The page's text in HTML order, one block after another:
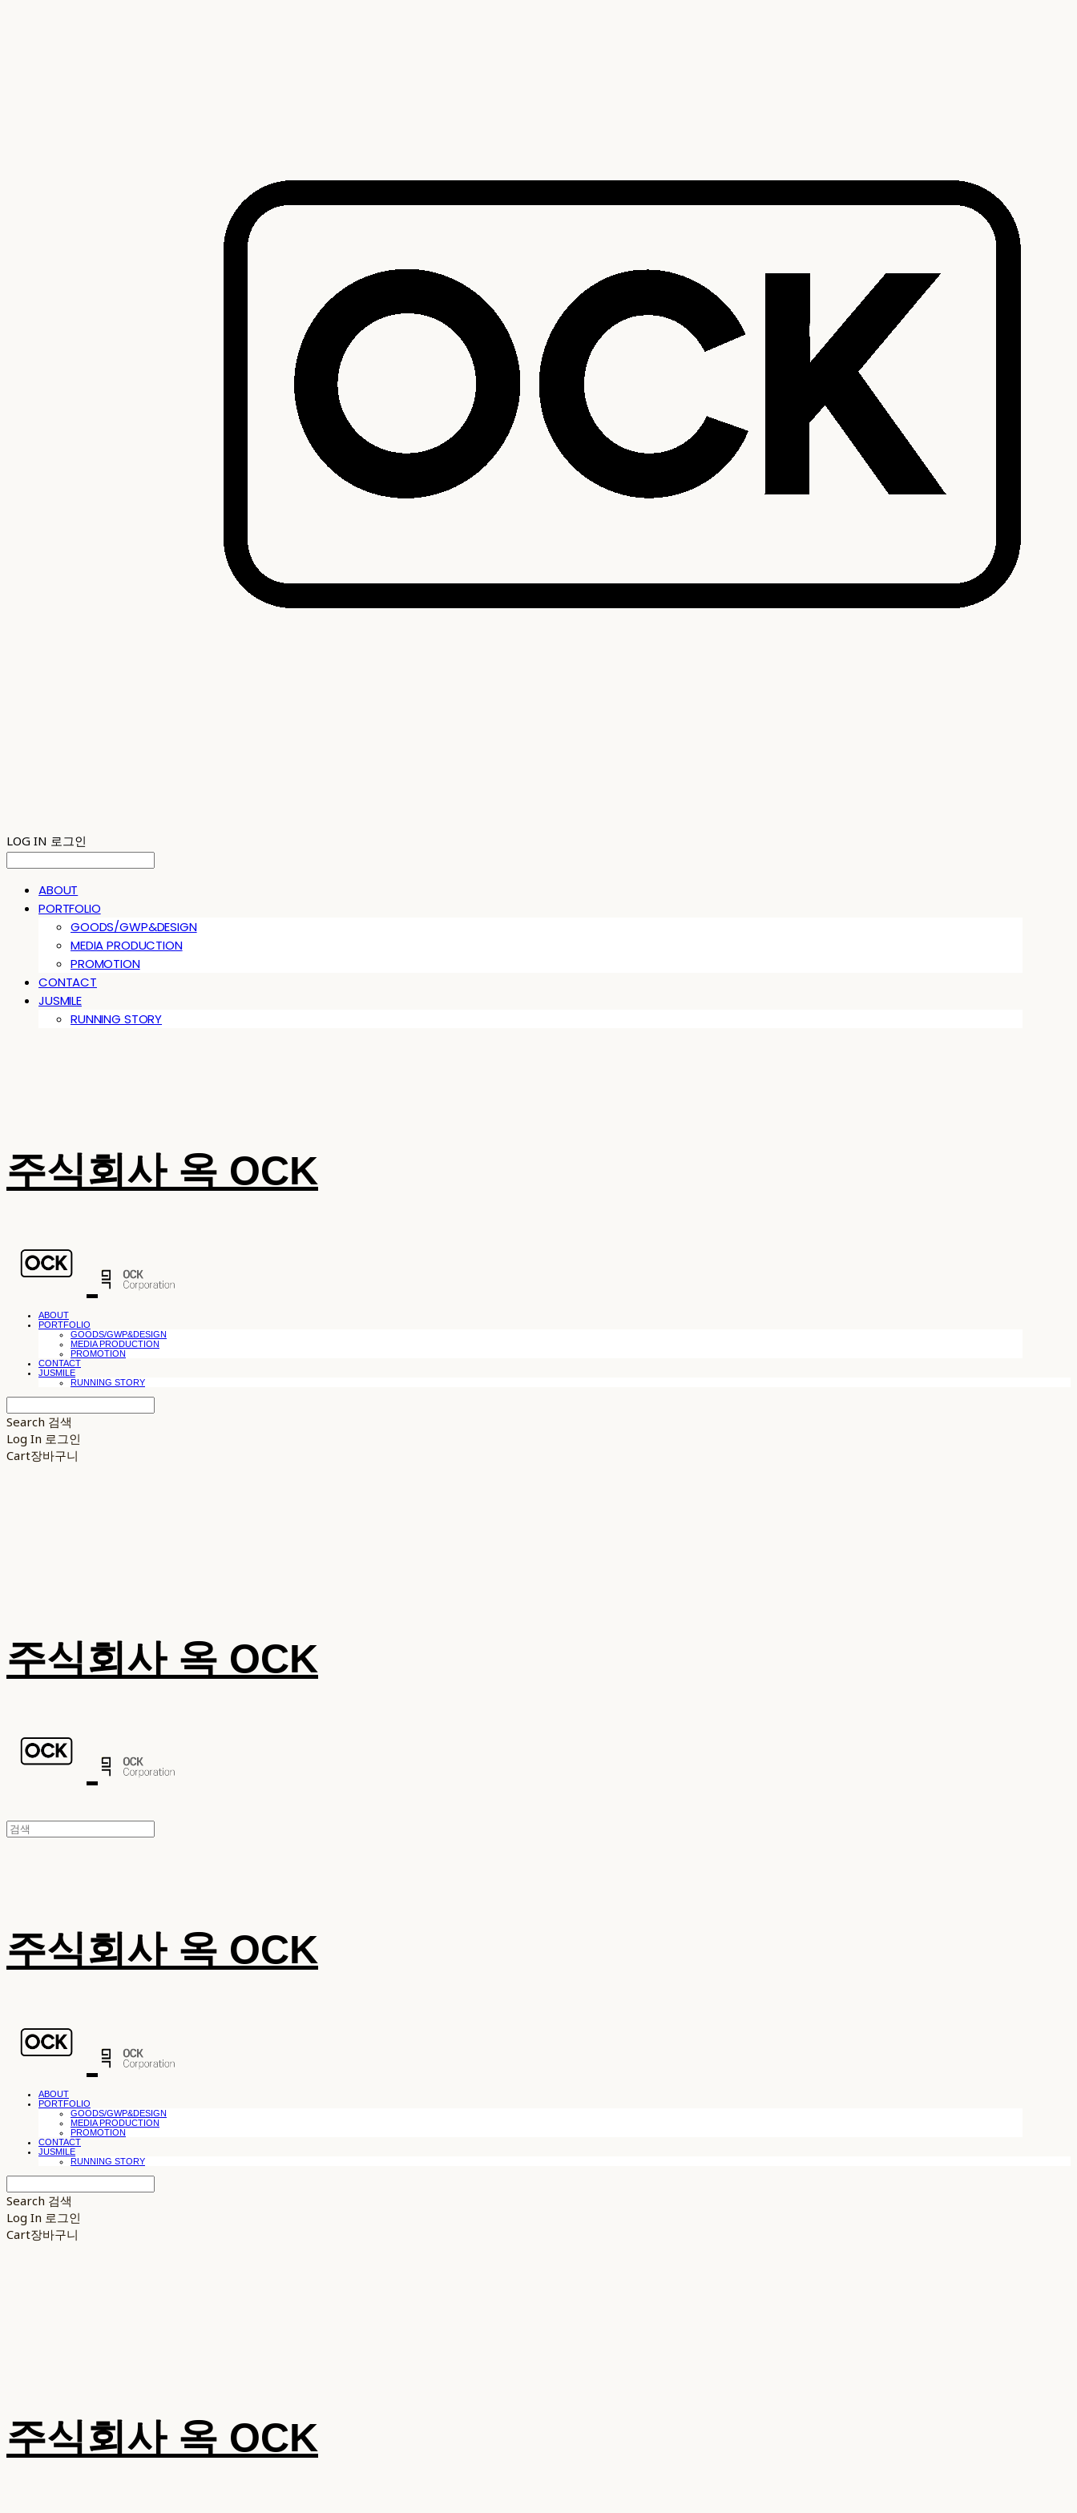
LOG IN 로그인
ABOUT
PORTFOLIO
GOODS/GWP&DESIGN
MEDIA PRODUCTION
PROMOTION
CONTACT
JUSMILE
RUNNING STORY
주식회사 옥 OCK
ABOUT
PORTFOLIO
GOODS/GWP&DESIGN
MEDIA PRODUCTION
PROMOTION
CONTACT
JUSMILE
RUNNING STORY
Search 검색
Log In 로그인
Cart장바구니
주식회사 옥 OCK
주식회사 옥 OCK
ABOUT
PORTFOLIO
GOODS/GWP&DESIGN
MEDIA PRODUCTION
PROMOTION
CONTACT
JUSMILE
RUNNING STORY
Search 검색
Log In 로그인
Cart장바구니
주식회사 옥 OCK